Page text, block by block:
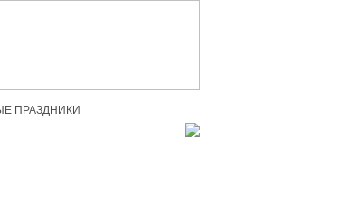
ПРАЗДНИКИ